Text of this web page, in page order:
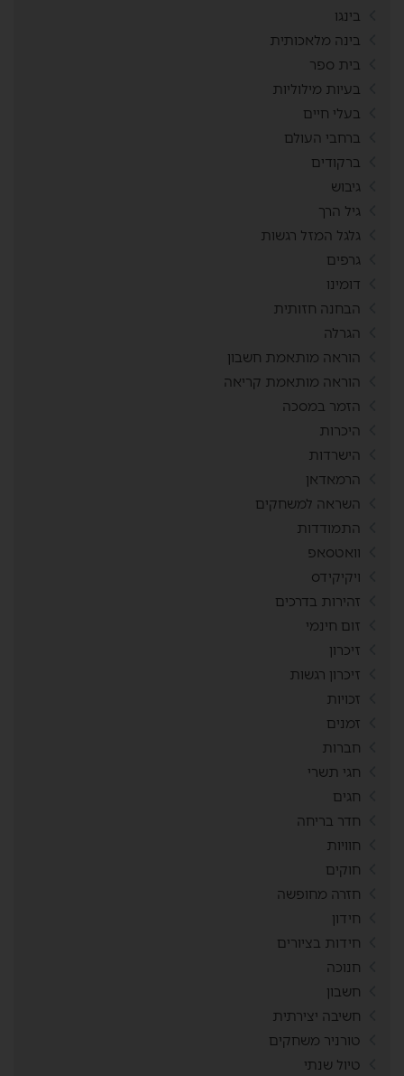
בינגו
בינה מלאכותית
בית ספר
בעיות מילוליות
בעלי חיים
ברחבי העולם
ברקודים
גיבוש
גיל הרך
גלגל המזל רגשות
גרפים
דומינו
הבחנה חזותית
הגרלה
הוראה מותאמת חשבון
הוראה מותאמת קריאה
הזמר במסכה
היכרות
הישרדות
הרמאדאן
השראה למשחקים
התמודדות
וואטסאפ
ויקיקידס
זהירות בדרכים
זום חינמי
זיכרון
זיכרון רגשות
זכויות
זמנים
חברות
חגי תשרי
חגים
חדר בריחה
חוויות
חוקים
חזרה מחופשה
חידון
חידות בציורים
חנוכה
חשבון
חשיבה יצירתית
טורניר משחקים
טיול שנתי